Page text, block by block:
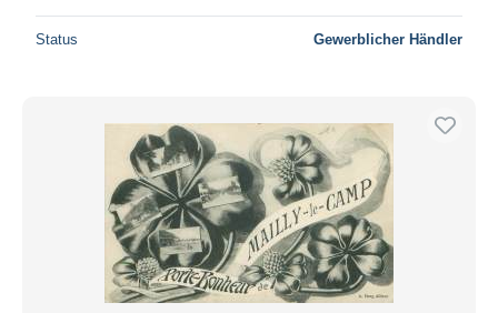
Status Gewerblicher Händler